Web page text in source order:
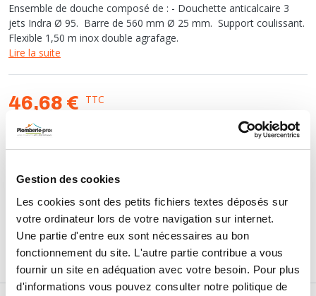
Gestion des cookies
Les cookies sont des petits fichiers textes déposés sur
votre ordinateur lors de votre navigation sur internet.
Une partie d'entre eux sont nécessaires au bon
fonctionnement du site. L'autre partie contribue a vous
fournir un site en adéquation avec votre besoin. Pour plus
d'informations vous pouvez consulter notre politique de
RÉDUCTEUR DE PRESSION
COMPTEUR ET ACCESSOIRE
FILTRATION
VMC ET VENTILATION
Ensemble de douche composé de : - Douchette anticalcaire 3
jets Indra Ø 95.  Barre de 560 mm Ø 25 mm.  Support coulissant. 
Flexible 1,50 m inox double agrafage.
Lire la suite
46,68 € TTC
38,90 €
Retours et échanges jusqu'à 90 jours
En savoir plus